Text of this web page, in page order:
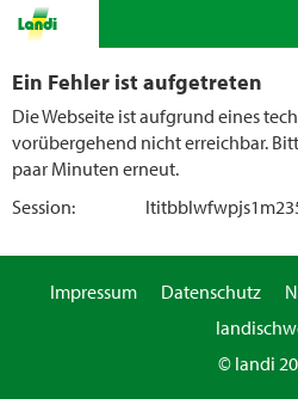
Ein Fehler ist aufgetreten
Die Webseite ist aufgrund eines
vorübergehend nicht erreichbar.
paar Minuten erneut.
Session:
Impressum Datenschutz
© landi